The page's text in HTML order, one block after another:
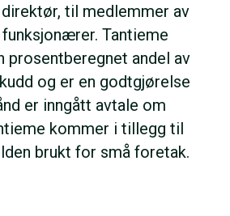
til medlemmer av
Tantieme
prosentberegnet andel av
og er en godtgjørelse
er inngått avtale om
kommer i tillegg til
brukt for små foretak.